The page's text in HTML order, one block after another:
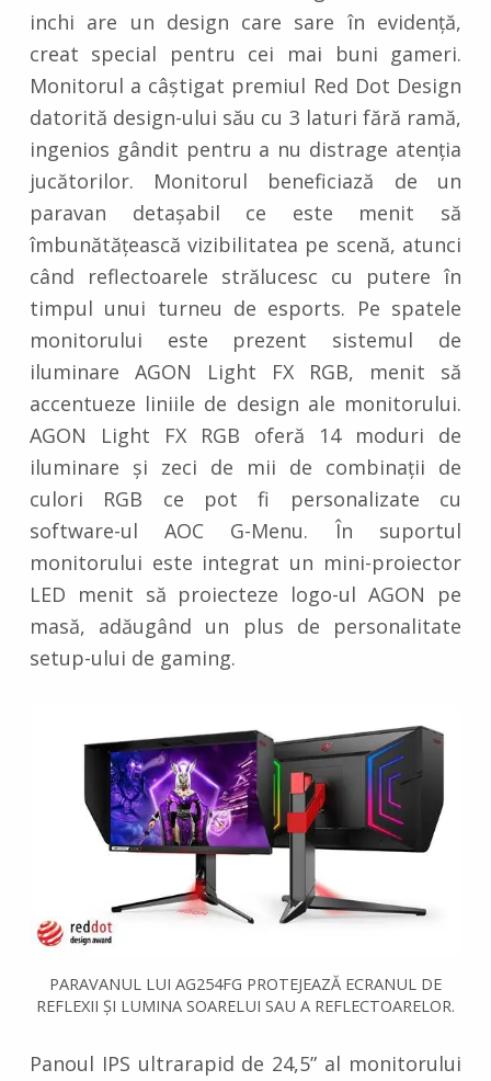
inchi are un design care sare în evidență,
creat special pentru cei mai buni gameri.
Monitorul a câștigat premiul Red Dot Design
datorită design-ului său cu 3 laturi fără ramă,
ingenios gândit pentru a nu distrage atenția
jucătorilor. Monitorul beneficiază de un
paravan detașabil ce este menit să
îmbunătățească vizibilitatea pe scenă, atunci
când reflectoarele strălucesc cu putere în
timpul unui turneu de esports. Pe spatele
monitorului este prezent sistemul de
iluminare AGON Light FX RGB, menit să
accentueze liniile de design ale monitorului.
AGON Light FX RGB oferă 14 moduri de
iluminare și zeci de mii de combinații de
culori RGB ce pot fi personalizate cu
software-ul AOC G-Menu. În suportul
monitorului este integrat un mini-proiector
LED menit să proiecteze logo-ul AGON pe
masă, adăugând un plus de personalitate
setup-ului de gaming.
PARAVANUL LUI AG254FG PROTEJEAZĂ ECRANUL DE
REFLEXII ȘI LUMINA SOARELUI SAU A REFLECTOARELOR.
Panoul IPS ultrarapid de 24,5” al monitorului